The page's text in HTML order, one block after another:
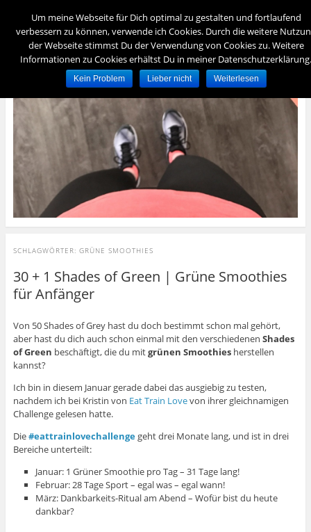
Menü
foreverydayfit
– für immer und jeden Tag fit –
SCHLAGWÖRTER: GRÜNE SMOOTHIES
30 + 1 Shades of Green | Grüne Smoothies
für Anfänger
Von 50 Shades of Grey hast du doch bestimmt schon mal gehört,
aber hast du dich auch schon einmal mit den verschiedenen Shades
of Green beschäftigt, die du mitgrünen Smoothiesherstellen
kannst?
Ich bin in diesem Januar gerade dabei das ausgiebig zu testen,
nachdem ich bei Kristin von Eat Train Lovevon ihrer gleichnamigen
Challenge gelesen hatte.
Die#eattrainlovechallengegeht drei Monate lang, und ist in drei
Bereiche unterteilt:
Januar: 1 Grüner Smoothie pro Tag – 31 Tage lang!
Februar: 28 Tage Sport – egal was – egal wann!
März: Dankbarkeits-Ritual am Abend – Wofür bist du heute
dankbar?
Um meine Webseite für Dich optimal zu gestalten und fortlaufend
verbessern zu können, verwende ich Cookies. Durch die weitere
der Webseite stimmst Du der Verwendung von Cookies zu. Weitere
Informationen zu Cookies erhältst Du in meiner Datenschutzerklärung.
Kein Problem Lieber nicht Weiterlesen